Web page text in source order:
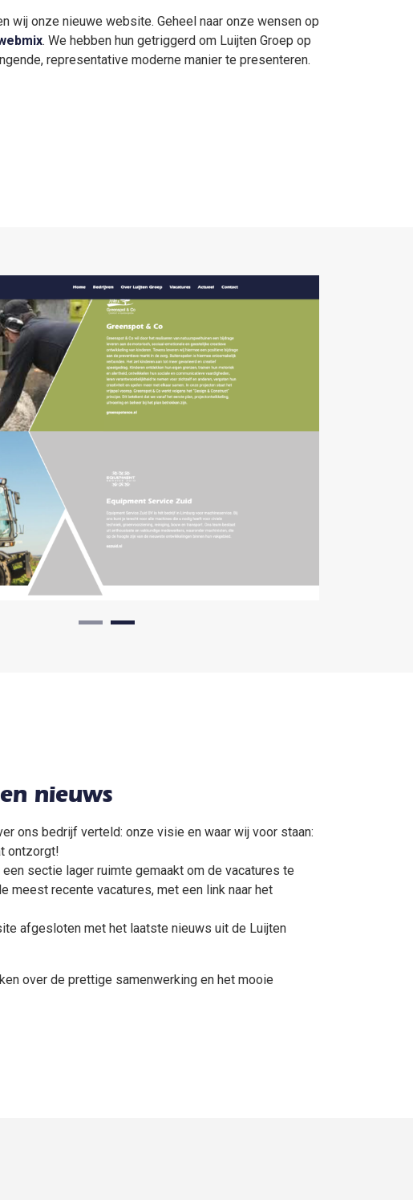
wij onze nieuwe website. Geheel naar onze wensen op
. We hebben hun getriggerd om Luijten Groep op
representative moderne manier te presenteren.
nieuws
ons bedrijf verteld: onze visie en waar wij voor staan:
ontzorgt!
sectie lager ruimte gemaakt om de vacatures te
meest recente vacatures, met een link naar het
afgesloten met het laatste nieuws uit de Luijten
over de prettige samenwerking en het mooie